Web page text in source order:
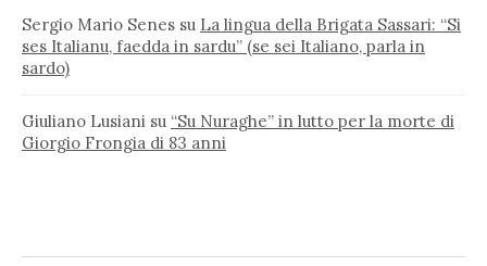
Sergio Mario Senes su La lingua della Brigata Sassari: “Si
ses Italianu, faedda in sardu” (se sei Italiano, parla in
sardo)
Giuliano Lusiani su “Su Nuraghe” in lutto per la morte di
Giorgio Frongia di 83 anni